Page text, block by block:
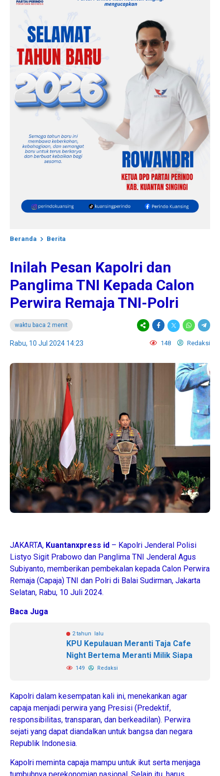
Beranda Berita
Inilah Pesan Kapolri dan
Panglima TNI Kepada Calon
Perwira Remaja TNI-Polri
waktu baca 2 menit
Rabu, 10 Jul 2024 14:23 148 Redaksi
JAKARTA, Kuantanxpress id – Kapolri Jenderal Polisi
Listyo Sigit Prabowo dan Panglima TNI Jenderal Agus
Subiyanto, memberikan pembekalan kepada Calon Perwira
Remaja (Capaja) TNI dan Polri di Balai Sudirman, Jakarta
Selatan, Rabu, 10 Juli 2024.
Baca Juga
2 tahun lalu
KPU Kepulauan Meranti Taja Cafe
Night Bertema Meranti Milik Siapa
149 Redaksi
Kapolri dalam kesempatan kali ini, menekankan agar
capaja menjadi perwira yang Presisi (Predektif,
responsibilitas, transparan, dan berkeadilan). Perwira
sejati yang dapat diandalkan untuk bangsa dan negara
Republik Indonesia.
Kapolri meminta capaja mampu untuk ikut serta menjaga